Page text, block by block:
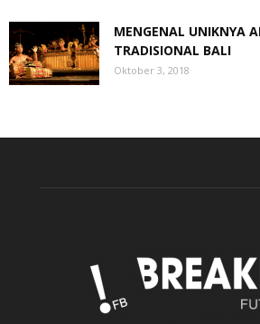
MENGENAL UNIKNYA
TRADISIONAL BALI
Oktober 3, 2018